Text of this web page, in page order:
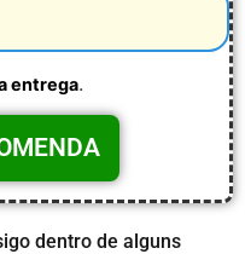
entrega.
dentro de alguns